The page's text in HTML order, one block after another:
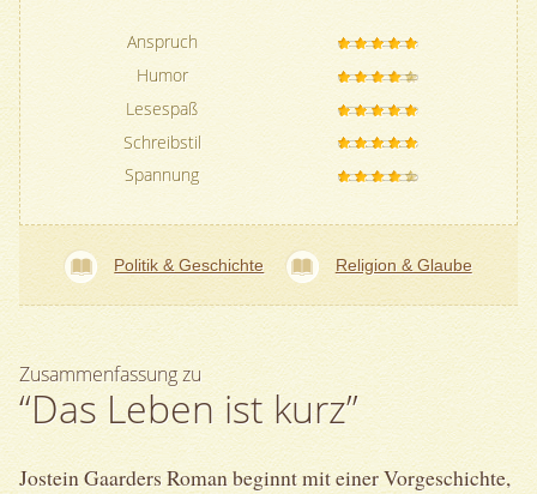
Anspruch
Humor
Lesespaß
Schreibstil
Spannung
Politik & Geschichte Religion & Glaube
Zusammenfassung zu
“Das Leben ist kurz”
Jostein Gaarders Roman beginnt mit einer Vorgeschichte,